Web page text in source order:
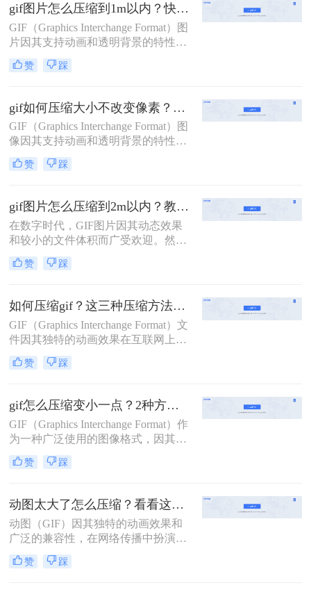
缩呢？本文将介绍三种GIF动图压缩
的方法。
gif图片怎么压缩到1m以内？快试试这二个压缩方法！
GIF（Graphics Interchange Format）图
片因其支持动画和透明背景的特性，
在网页、社交媒体和电子邮件中得到
了广泛应用。然而，GIF文件往往体
以满足特定的使用需求。那么gif图片
怎么压缩到1m以内呢？本文将介绍两
种将GIF图片压缩至1M以内的方法。
赞 踩
gif如何压缩大小不改变像素？二种有效压缩方法详解分享！
GIF（Graphics Interchange Format）图
像因其支持动画和透明背景的特性，
在互联网上得到了广泛应用。然而，
GIF文件往往体积较大，这会影响网
压缩大小不改变像素呢？本文将介绍
两种在不改变像素质量的前提下压缩
GIF文件大小的方法。
赞 踩
gif图片怎么压缩到2m以内？教你二种实用压缩方法！
在数字时代，GIF图片因其动态效果
和较小的文件体积而广受欢迎。然
而，有时我们需要将GIF图片压缩到
2M以内以满足特定的上传或分享需
呢？本文将介绍两种有效的GIF图片
压缩方法。
赞 踩
如何压缩gif？这三种压缩方法快来学一下！
GIF（Graphics Interchange Format）文
件因其独特的动画效果在互联网上广
受欢迎，但在某些情况下，我们可能
需要对GIF文件进行压缩，以减少其
提高加载效率。那么如何压缩gif呢？
本文将介绍三种压缩GIF的方法。
赞 踩
gif怎么压缩变小一点？2种方法帮你轻松压缩
GIF（Graphics Interchange Format）作
为一种广泛使用的图像格式，因其支
持动画和透明背景而深受欢迎。然
而，GIF文件往往因为包含大量颜色
影响网页加载速度或在社交媒体上分
享时的用户体验。那么gif怎么压缩变
小一点呢？本文将介绍两种实用的
GIF压缩方法，帮助你将GIF文件变
小，同时尽量保持图像质量。
赞 踩
动图太大了怎么压缩？看看这三种高效方法详解！
动图（GIF）因其独特的动画效果和
广泛的兼容性，在网络传播中扮演着
重要角色。然而，过大的动图文件不
仅会影响加载速度，还可能占用过多
赞 踩